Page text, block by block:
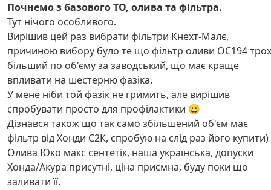
Почнемо з базового ТО, олива та фільтра.
Тут нічого особливого.
Вирішив цей раз вибрати фільтри Кнехт-Малє,
причиною вибору було те що фільтр оливи OC194
більший по об'єму за заводський, що має краще
впливати на шестерню фазіка.
У мене ніби той фазік не гримить, але вирішив
спробувати просто для профілактики 😀
Дізнався також що так само збільшений об'єм має
фільтр від Хонди С2К, спробую на слід раз його купити)
Олива Юко макс сентетік, наша українська, допуски
Хонда/Акура присутні, ціна приємна, буду поки що
заливати її.